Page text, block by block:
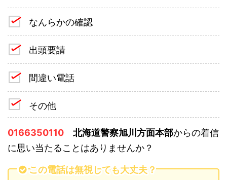
なんらかの確認
出頭要請
間違い電話
その他
0166350110 北海道警察旭川方面本部からの着信
に思い当たることはありませんか？
この電話は無視しても大丈夫？